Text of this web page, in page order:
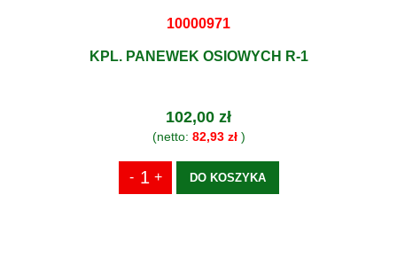
10000971
KPL. PANEWEK OSIOWYCH R-1
102,00 zł
(netto: 82,93 zł)
DO KOSZYKA